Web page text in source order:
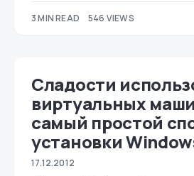
3 MIN READ 546 VIEWS
Сладости
виртуальных
самый простой
установки
17.12.2012